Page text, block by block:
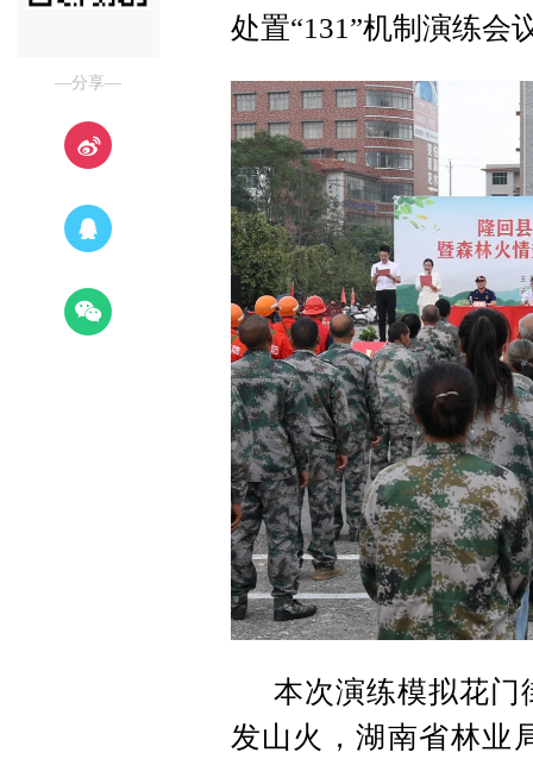
—分享—
处置“131”机制演练会
本次演练模拟花门
发山火，湖南省林业